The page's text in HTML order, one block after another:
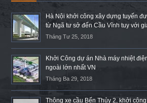
Hà Nội khởi công xây dựng tuyến
từ Ngã tư sở đến Cầu Vĩnh tuy với
Tháng Tư 25, 2018
Khởi Công dự án Nhà máy nhiệt
ngoài lớn nhất VN
Tháng Ba 29, 2018
Thông xe cầu Bến Thủy 2, khởi